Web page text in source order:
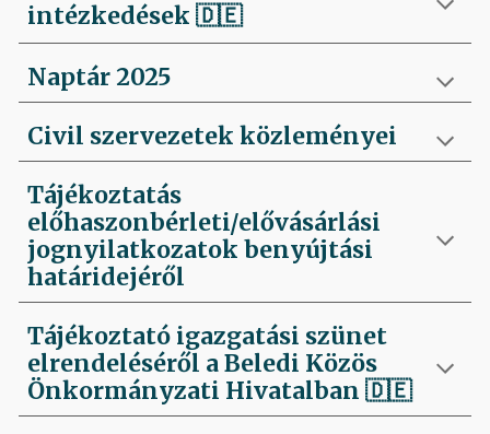
intézkedések🇩🇪
Naptár 2025
Civil szervezetek közleményei
Tájékoztatás
előhaszonbérleti/elővásárlási
jognyilatkozatok benyújtási
határidejéről
Tájékoztató igazgatási szünet
elrendeléséről a Beledi Közös
Önkormányzati Hivatalban🇩🇪